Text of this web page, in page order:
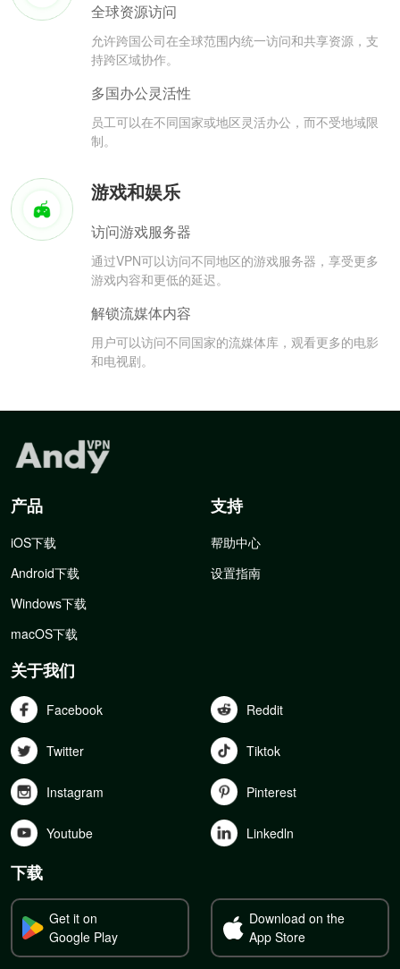
全球资源访问
允许跨国公司在全球范围内统一访问和共享资源，支
持跨区域协作。
多国办公灵活性
员工可以在不同国家或地区灵活办公，而不受地域限
制。
游戏和娱乐
访问游戏服务器
通过VPN可以访问不同地区的游戏服务器，享受更多
游戏内容和更低的延迟。
解锁流媒体内容
用户可以访问不同国家的流媒体库，观看更多的电影
和电视剧。
产品
iOS下载
Android下载
Windows下载
macOS下载
支持
帮助中心
设置指南
关于我们
Facebook Reddit
Twitter Tiktok
Instagram Pinterest
Youtube Linkedln
下载
Get it on
Google Play
Download on the
App Store